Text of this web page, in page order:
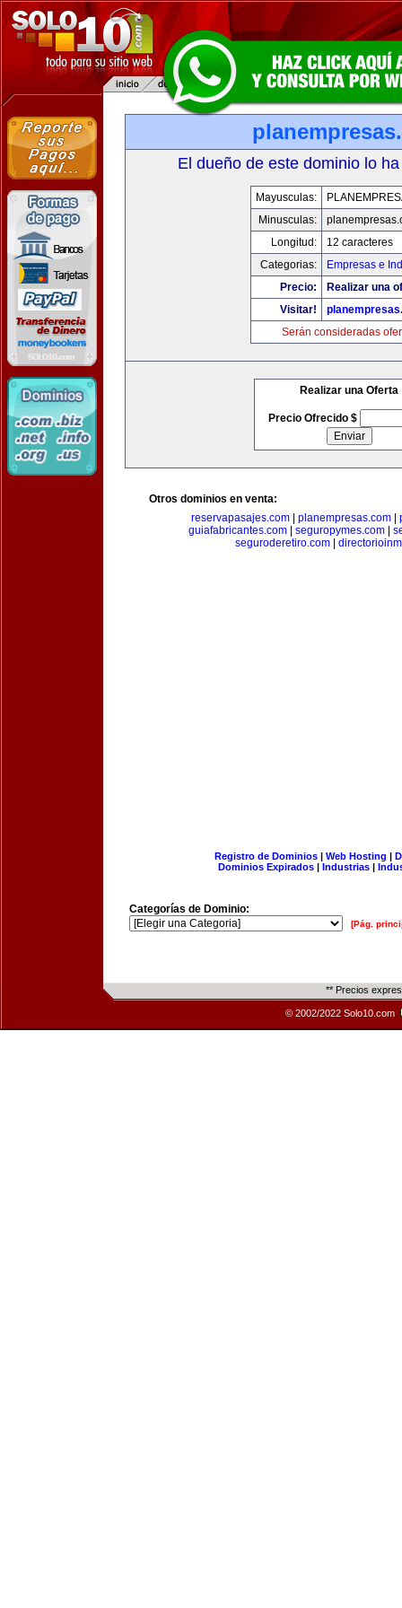
El dueño de este dominio lo
Mayusculas:
Minusculas:
Longitud:
12 caracteres
Categorias:
Empresas e
Precio:
Realizar una
Visitar!
Serán consideradas
Realizar una Oferta
Precio Ofrecido $
Otros dominios en venta:
reservapasajes.com
planempresas.com
guiafabricantes.com| seguropymes.com|
seguroderetiro.com|
Registro de Dominios| Web Hosting |
Dominios Expirados | Industrias |
Categorías de Dominio:
[Pág.
** Precios
© 2002/2022 Solo10.com